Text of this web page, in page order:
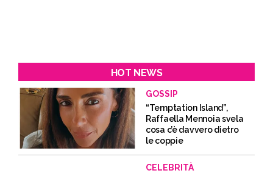
HOT NEWS
GOSSIP
“Temptation Island”,
Raffaella Mennoia svela
cosa c’è davvero dietro
le coppie
CELEBRITÀ